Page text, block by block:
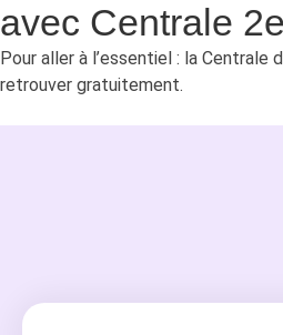
avec Centrale
Pour aller à l’essentiel : la Centrale
retrouver gratuitement.